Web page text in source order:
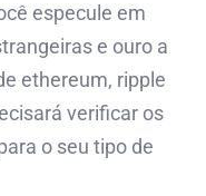
especule em
e ouro a
ethereum, ripple
verificar os
o seu tipo de